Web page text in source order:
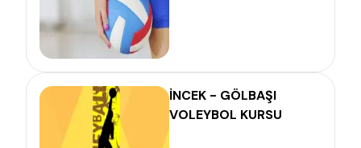
İNCEK - GÖLBAŞI
VOLEYBOL KURSU